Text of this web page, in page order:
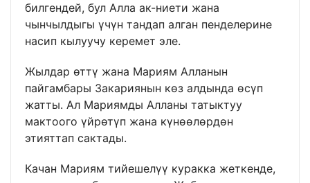
билгендей, бул Алла ак-ниети жана
чынчылдыгы үчүн тандап алган пенделерине
насип кылуучу керемет эле.
Жылдар өттү жана Мариям Алланын
пайгамбары Закариянын көз алдында өсүп
жатты. Ал Мариямды Алланы татыктуу
мактоого үйрөтүп жана күнөөлөрдөн
этияттап сактады.
Качан Мариям тийешелүү куракка жеткенде,